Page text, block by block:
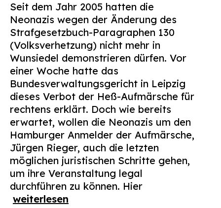
Seit dem Jahr 2005 hatten die
Neonazis wegen der Änderung des
Strafgesetzbuch-Paragraphen 130
(Volksverhetzung) nicht mehr in
Wunsiedel demonstrieren dürfen. Vor
einer Woche hatte das
Bundesverwaltungsgericht in Leipzig
dieses Verbot der Heß-Aufmärsche für
rechtens erklärt. Doch wie bereits
erwartet, wollen die Neonazis um den
Hamburger Anmelder der Aufmärsche,
Jürgen Rieger, auch die letzten
möglichen juristischen Schritte gehen,
um ihre Veranstaltung legal
durchführen zu können. Hier
weiterlesen